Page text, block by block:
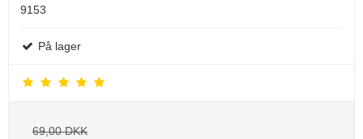
9153
På lager
69,00 DKK